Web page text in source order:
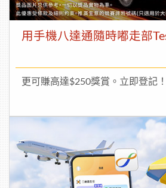
用手機八達通隨時嘟走部
更可賺高達$250獎賞。立即登記！